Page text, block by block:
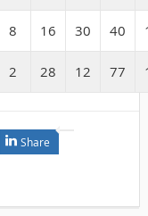
8 16 30 40
2 28 12 77
Share